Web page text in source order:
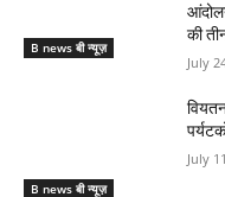
B news बी न्यूज़
की
July
B news बी न्यूज़
July